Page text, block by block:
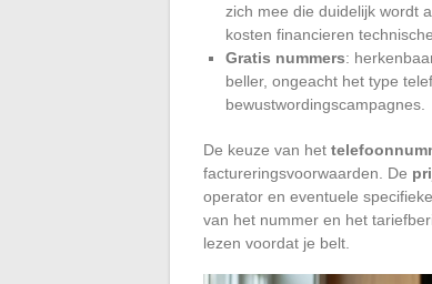
zich mee die duidelijk wordt
kosten financieren
Gratis nummers:
beller, ongeacht het type
bewustwordingscampagnes.
De keuze van het
factureringsvoorwaarden. De
operator en eventuele
van het nummer en het
lezen voordat je belt.